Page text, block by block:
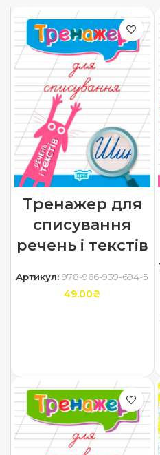
Тренажер для
списування
речень і текстів
Артикул:978-966-939-694-5
49.00₴